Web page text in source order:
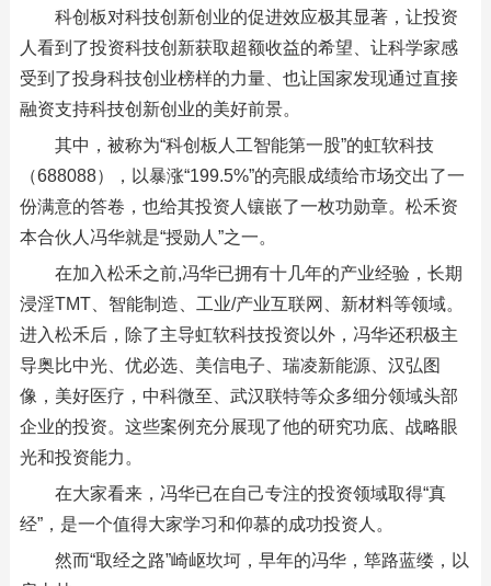
科创板对科技创新创业的促进效应极其显著，让投资
人看到了投资科技创新获取超额收益的希望、让科学家感
受到了投身科技创业榜样的力量、也让国家发现通过直接
融资支持科技创新创业的美好前景。
其中，被称为“科创板人工智能第一股”的虹软科技
（688088），以暴涨“199.5%”的亮眼成绩给市场交出了一
份满意的答卷，也给其投资人镶嵌了一枚功勋章。松禾资
本合伙人冯华就是“授勋人”之一。
在加入松禾之前,冯华已拥有十几年的产业经验，长期
浸淫TMT、智能制造、工业/产业互联网、新材料等领域。
进入松禾后，除了主导虹软科技投资以外，冯华还积极主
导奥比中光、优必选、美信电子、瑞凌新能源、汉弘图
像，美好医疗，中科微至、武汉联特等众多细分领域头部
企业的投资。这些案例充分展现了他的研究功底、战略眼
光和投资能力。
在大家看来，冯华已在自己专注的投资领域取得“真
经”，是一个值得大家学习和仰慕的成功投资人。
然而“取经之路”崎岖坎坷，早年的冯华，筚路蓝缕，以